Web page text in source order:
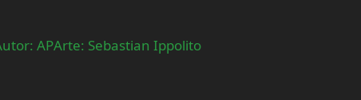
APArte: Sebastian Ippolito